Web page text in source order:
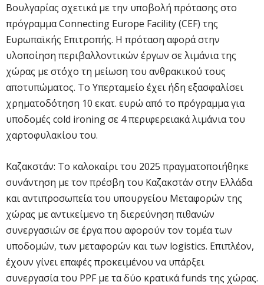
Βουλγαρίας σχετικά με την υποβολή πρότασης στο
πρόγραμμα Connecting Europe Facility (CEF) της
Ευρωπαϊκής Επιτροπής. Η πρόταση αφορά στην
υλοποίηση περιβαλλοντικών έργων σε λιμάνια της
χώρας με στόχο τη μείωση του ανθρακικού τους
αποτυπώματος. Το Υπερταμείο έχει ήδη εξασφαλίσει
χρηματοδότηση 10 εκατ. ευρώ από το πρόγραμμα για
υποδομές cold ironing σε 4 περιφερειακά λιμάνια του
χαρτοφυλακίου του.
Καζακστάν: Το καλοκαίρι του 2025 πραγματοποιήθηκε
συνάντηση με τον πρέσβη του Καζακστάν στην Ελλάδα
και αντιπροσωπεία του υπουργείου Μεταφορών της
χώρας με αντικείμενο τη διερεύνηση πιθανών
συνεργασιών σε έργα που αφορούν τον τομέα των
υποδομών, των μεταφορών και των logistics. Επιπλέον,
έχουν γίνει επαφές προκειμένου να υπάρξει
συνεργασία του PPF με τα δύο κρατικά funds της χώρας.